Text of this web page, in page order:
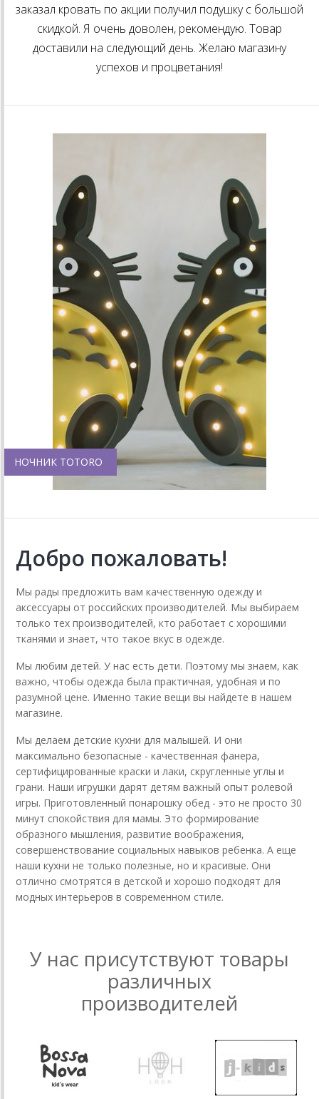
заказал кровать по акции получил подушку с большой
скидкой. Я очень доволен, рекомендую. Товар
доставили на следующий день. Желаю магазину
успехов и процветания!
НОЧНИК TOTORO
Добро пожаловать!
Мы рады предложить вам качественную одежду и
аксессуары от российских производителей. Мы выбираем
только тех производителей, кто работает с хорошими
тканями и знает, что такое вкус в одежде.
Мы любим детей. У нас есть дети. Поэтому мы знаем, как
важно, чтобы одежда была практичная, удобная и по
разумной цене. Именно такие вещи вы найдете в нашем
магазине.
Мы делаем детские кухни для малышей. И они
максимально безопасные - качественная фанера,
сертифицированные краски и лаки, скругленные углы и
грани. Наши игрушки дарят детям важный опыт ролевой
игры. Приготовленный понарошку обед - это не просто 30
минут спокойствия для мамы. Это формирование
образного мышления, развитие воображения,
совершенствование социальных навыков ребенка. А еще
наши кухни не только полезные, но и красивые. Они
отлично смотрятся в детской и хорошо подходят для
модных интерьеров в современном стиле.
У нас присутствуют товары
различных
производителей